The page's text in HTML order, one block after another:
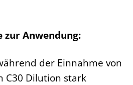
zur Anwendung:
der Einnahme von
C30 Dilution stark